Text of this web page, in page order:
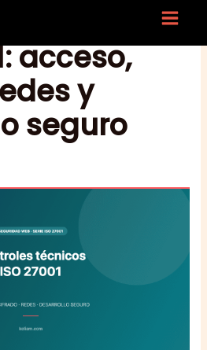
técnicos
acceso,
y
seguro